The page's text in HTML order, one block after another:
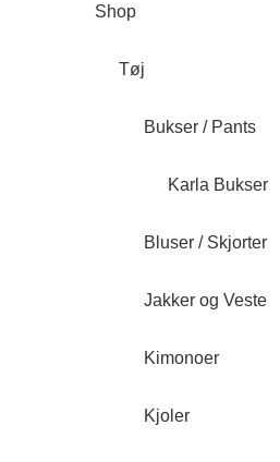
Shop
Tøj
Bukser / Pants
Karla Bukser
Bluser / Skjorter
Jakker og Veste
Kimonoer
Kjoler